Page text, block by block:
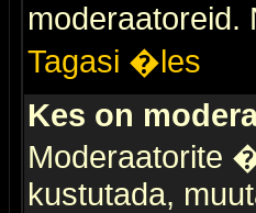
Tagasi �les
Kes on
Moderaatorite
kustutada,